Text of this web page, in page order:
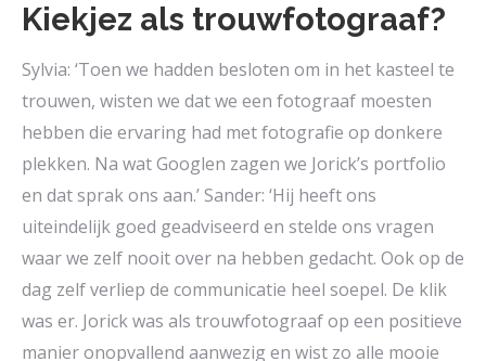
Kiekjez als trouwfotograaf?
Sylvia: ‘Toen we hadden besloten om in het kasteel te
trouwen, wisten we dat we een fotograaf moesten
hebben die ervaring had met fotografie op donkere
plekken. Na wat Googlen zagen we Jorick’s portfolio
en dat sprak ons aan.’ Sander: ‘Hij heeft ons
uiteindelijk goed geadviseerd en stelde ons vragen
waar we zelf nooit over na hebben gedacht. Ook op de
dag zelf verliep de communicatie heel soepel. De klik
was er. Jorick was als trouwfotograaf op een positieve
manier onopvallend aanwezig en wist zo alle mooie